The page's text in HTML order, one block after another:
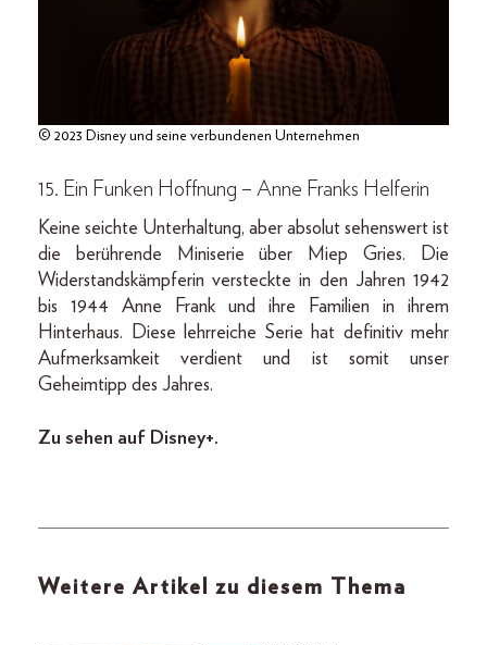
© 2023 Disney und seine verbundenen Unternehmen
15. Ein Funken Hoffnung – Anne Franks Helferin
Keine seichte Unterhaltung, aber absolut sehenswert ist
die berührende Miniserie über Miep Gries. Die
Widerstandskämpferin versteckte in den Jahren 1942
bis 1944 Anne Frank und ihre Familien in ihrem
Hinterhaus. Diese lehrreiche Serie hat definitiv mehr
Aufmerksamkeit verdient und ist somit unser
Geheimtipp des Jahres.
Zu sehen auf Disney+.
Weitere Artikel zu diesem Thema